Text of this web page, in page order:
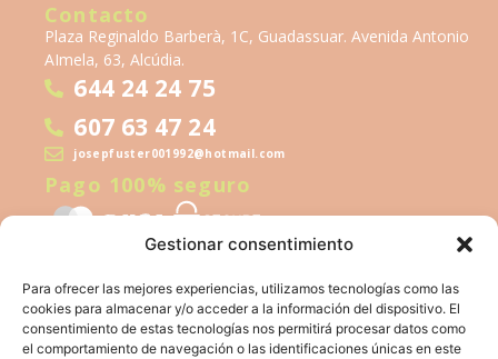
Gestionar consentimiento
Para ofrecer las mejores experiencias, utilizamos tecnologías como las
cookies para almacenar y/o acceder a la información del dispositivo. El
consentimiento de estas tecnologías nos permitirá procesar datos como
el comportamiento de navegación o las identificaciones únicas en este
Contacto
Plaza Reginaldo Barberà, 1C, Guadassuar. Avenida Antonio
AImela, 63, Alcúdia.
644 24 24 75
607 63 47 24
josepfuster001992@hotmail.com
Pago 100% seguro